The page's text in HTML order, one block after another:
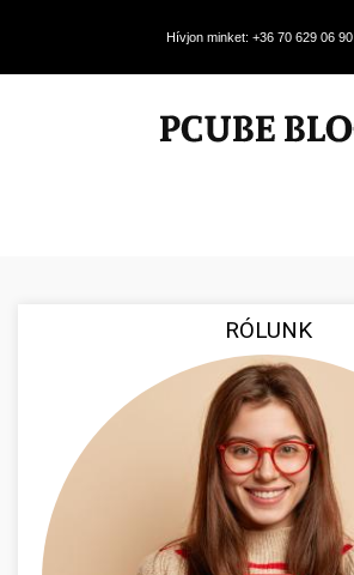
Hívjon minket: +36 70 629 06 90
RÓLUNK